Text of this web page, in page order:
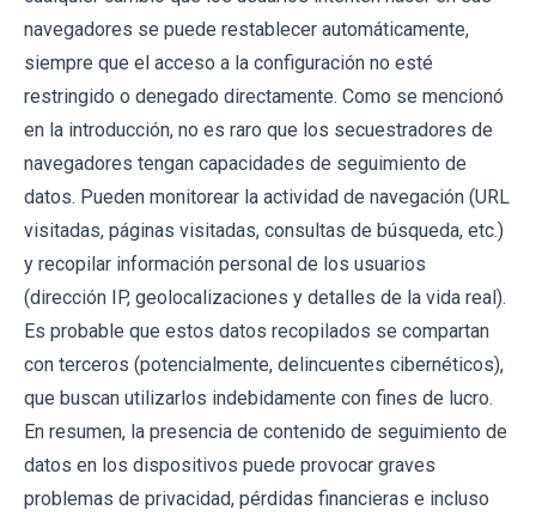
navegadores se puede restablecer automáticamente,
siempre que el acceso a la configuración no esté
restringido o denegado directamente. Como se mencionó
en la introducción, no es raro que los secuestradores de
navegadores tengan capacidades de seguimiento de
datos. Pueden monitorear la actividad de navegación (URL
visitadas, páginas visitadas, consultas de búsqueda, etc.)
y recopilar información personal de los usuarios
(dirección IP, geolocalizaciones y detalles de la vida real).
Es probable que estos datos recopilados se compartan
con terceros (potencialmente, delincuentes cibernéticos),
que buscan utilizarlos indebidamente con fines de lucro.
En resumen, la presencia de contenido de seguimiento de
datos en los dispositivos puede provocar graves
problemas de privacidad, pérdidas financieras e incluso